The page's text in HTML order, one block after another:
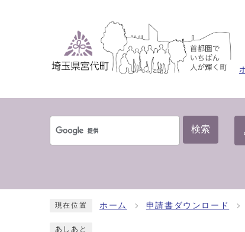
検索
現在位置 ホーム 申請書ダウンロード
あしあと